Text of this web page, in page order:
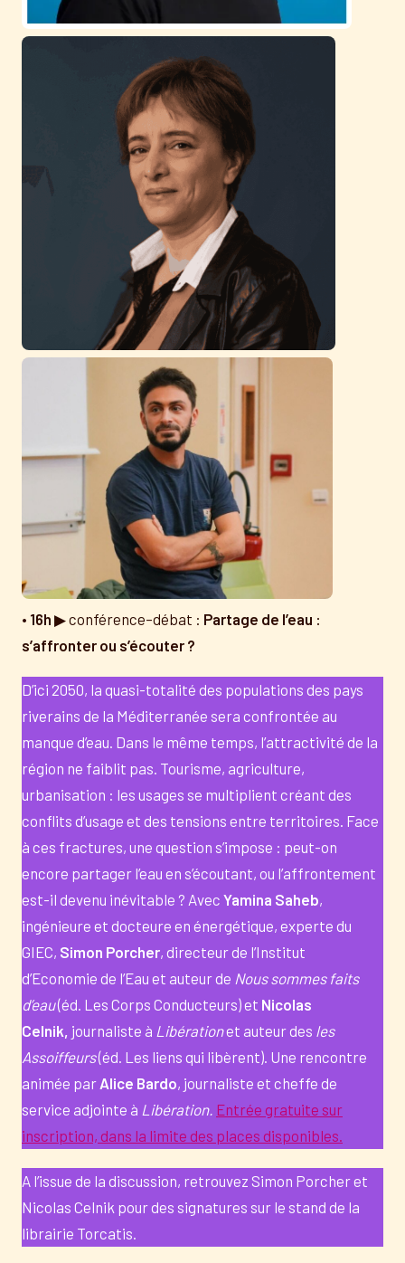
• 16h ▶ conférence–débat : Partage de l’eau :
s’affronter ou s’écouter ?
D’ici 2050, la quasi-totalité des populations des pays
riverains de la Méditerranée sera confrontée au
manque d’eau. Dans le même temps, l’attractivité de la
région ne faiblit pas. Tourisme, agriculture,
urbanisation : les usages se multiplient créant des
conflits d’usage et des tensions entre territoires. Face
à ces fractures, une question s’impose : peut-on
encore partager l’eau en s’écoutant, ou l’affrontement
est-il devenu inévitable ? Avec Yamina Saheb,
ingénieure et docteure en énergétique, experte du
GIEC, Simon Porcher, directeur de l’Institut
d’Economie de l’Eau et auteur de Nous sommes faits
d’eau(éd. Les Corps Conducteurs) et Nicolas
Celnik, journaliste à Libérationet auteur des les
Assoiffeurs(éd. Les liens qui libèrent). Une rencontre
animée par Alice Bardo, journaliste et cheffe de
service adjointe à Libération. Entrée gratuite sur
inscription, dans la limite des places disponibles.
A l’issue de la discussion, retrouvez Simon Porcher et
Nicolas Celnik pour des signatures sur le stand de la
librairie Torcatis.